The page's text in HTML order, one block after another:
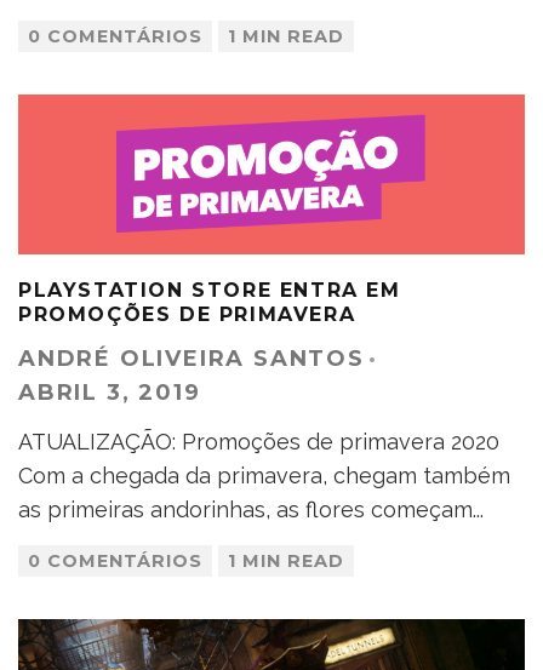
0 COMENTÁRIOS 1 MIN READ
PLAYSTATION STORE ENTRA EM
PROMOÇÕES DE PRIMAVERA
ANDRÉ OLIVEIRA SANTOS ·
ABRIL 3, 2019
ATUALIZAÇÃO: Promoções de primavera 2020
Com a chegada da primavera, chegam também
as primeiras andorinhas, as flores começam...
0 COMENTÁRIOS 1 MIN READ